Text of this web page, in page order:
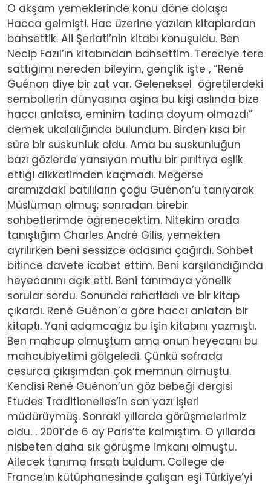
O akşam yemeklerinde konu döne dolaşa
Hacca gelmişti. Hac üzerine yazılan kitaplardan
bahsettik. Ali Şeriati’nin kitabı konuşuldu. Ben
Necip Fazıl’ın kitabından bahsettim. Tereciye tere
sattığımı nereden bileyim, gençlik işte , “René
Guénon diye bir zat var. Geleneksel öğretilerdeki
sembollerin dünyasına aşina bu kişi aslında bize
haccı anlatsa, eminim tadına doyum olmazdı”
demek ukalalığında bulundum. Birden kısa bir
süre bir suskunluk oldu. Ama bu suskunluğun
bazı gözlerde yansıyan mutlu bir pırıltıya eşlik
ettiği dikkatimden kaçmadı. Meğerse
aramızdaki batılıların çoğu Guénon’u tanıyarak
Müslüman olmuş; sonradan birebir
sohbetlerimde öğrenecektim. Nitekim orada
tanıştığım Charles André Gilis, yemekten
ayrılırken beni sessizce odasına çağırdı. Sohbet
bitince davete icabet ettim. Beni karşılandığında
heyecanını açık etti. Beni tanımaya yönelik
sorular sordu. Sonunda rahatladı ve bir kitap
çıkardı. René Guénon’a göre haccı anlatan bir
kitaptı. Yani adamcağız bu işin kitabını yazmıştı.
Ben mahcup olmuştum ama onun heyecanı bu
mahcubiyetimi gölgeledi. Çünkü sofrada
cesurca çıkışımdan çok memnun olmuştu.
Kendisi René Guénon’un göz bebeği dergisi
Etudes Traditionelles’in son yazı işleri
müdürüymüş. Sonraki yıllarda görüşmelerimiz
oldu. . 2001’de 6 ay Paris’te kalmıştım. O yıllarda
nisbeten daha sık görüşme imkanı olmuştu.
Ailecek tanıma fırsatı buldum. College de
France’ın kütüphanesinde çalışan eşi Türkiye’yi